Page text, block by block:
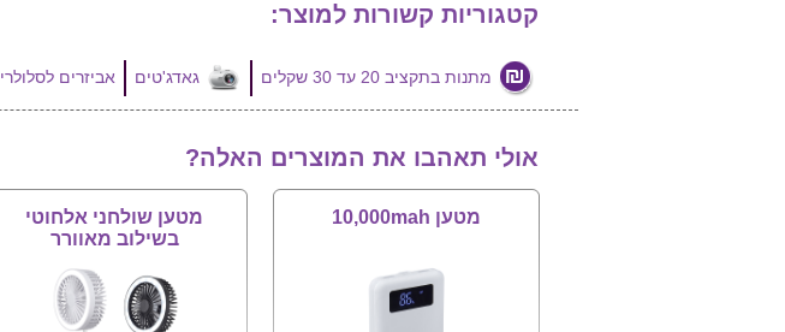
קטגוריות קשורות למוצר:
מתנות בתקציב 20 עד 30 שקלים גאדג'טים אביזרים לסלולרי
אולי תאהבו את המוצרים האלה?
מטען 10,000mah
מטען שולחני אלחוטי
בשילוב מאוורר